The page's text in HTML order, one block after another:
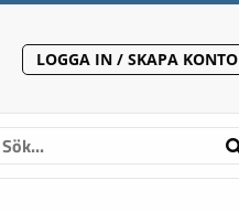
LOGGA IN / SKAPA KONTO